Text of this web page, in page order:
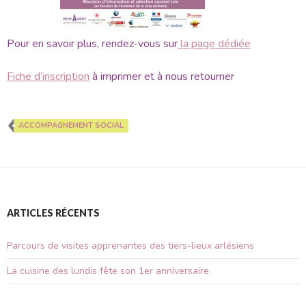
Pour en savoir plus, rendez-vous surla page dédiée
Fiche d’inscription à imprimer et à nous retourner
ACCOMPAGNEMENT SOCIAL
ARTICLES RÉCENTS
Parcours de visites apprenantes des tiers-lieux arlésiens
La cuisine des lundis fête son 1er anniversaire